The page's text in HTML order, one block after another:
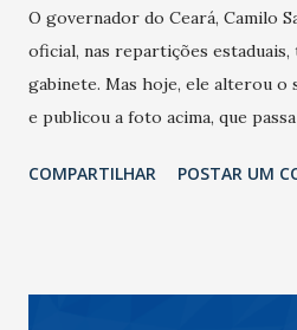
O governador do Ceará, Camilo
oficial, nas repartições estaduais,
gabinete. Mas hoje, ele alterou o
e publicou a foto acima, que
COMPARTILHAR POSTAR UM